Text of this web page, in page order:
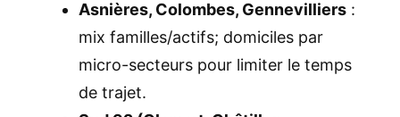
Asnières, Colombes, Gennevilliers :
mix familles/actifs; domiciles par
micro-secteurs pour limiter le temps
de trajet.